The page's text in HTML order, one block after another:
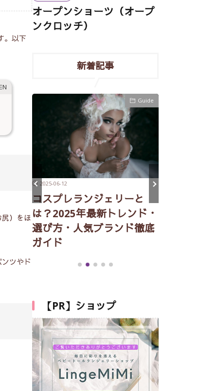
。以下
）をほ
ツやド
オープンショーツ（オープ
ンクロッチ）
新着記事
Guide
2025-06-12
コスプレランジェリーと
は？2025年最新トレンド・
選び方・人気ブランド徹底
ガイド
【PR】ショップ